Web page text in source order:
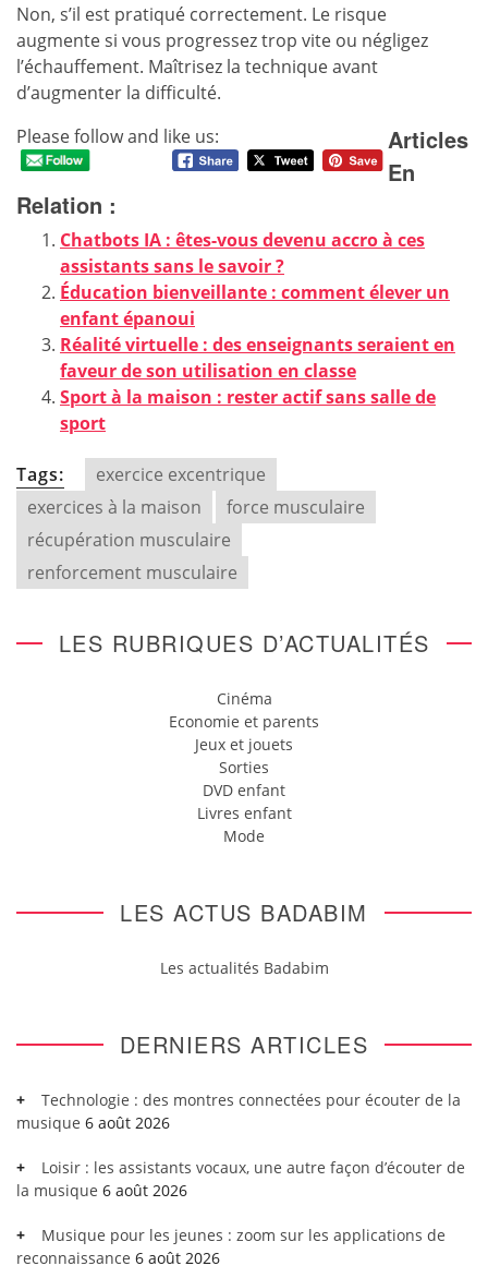
Non, s’il est pratiqué correctement. Le risque
augmente si vous progressez trop vite ou négligez
l’échauffement. Maîtrisez la technique avant
d’augmenter la difficulté.
Please follow and like us:
Articles
En
Relation :
Chatbots IA : êtes-vous devenu accro à ces
assistants sans le savoir ?
Éducation bienveillante : comment élever un
enfant épanoui
Réalité virtuelle : des enseignants seraient en
faveur de son utilisation en classe
Sport à la maison : rester actif sans salle de
sport
Tags:
exercice excentrique
exercices à la maison
force musculaire
récupération musculaire
renforcement musculaire
LES RUBRIQUES D’ACTUALITÉS
Cinéma
Economie et parents
Jeux et jouets
Sorties
DVD enfant
Livres enfant
Mode
LES ACTUS BADABIM
Les actualités Badabim
DERNIERS ARTICLES
Technologie : des montres connectées pour écouter de la
musique 6 août 2026
Loisir : les assistants vocaux, une autre façon d’écouter de
la musique 6 août 2026
Musique pour les jeunes : zoom sur les applications de
reconnaissance 6 août 2026